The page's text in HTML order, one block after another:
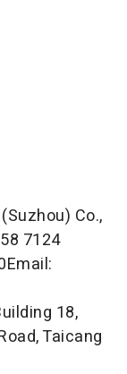
Co.,
7124
18,
Taicang